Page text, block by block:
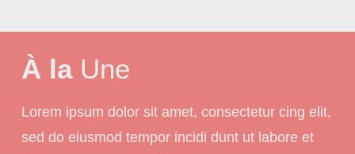
À laUne
Lorem ipsum dolor sit amet, consectetur cing elit,
sed do eiusmod tempor incidi dunt ut labore et